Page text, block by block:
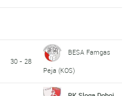
30 - 28
BESA Famgas
Peja (KOS)